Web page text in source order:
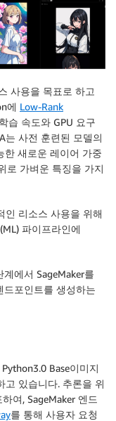
사용을 목표로 하고
에 Low-Rank
습 속도와 GPU 요구
는 사전 훈련된 모델의
한 새로운 레이어 가중
로 가벼운 특징을 가지
인 리소스 사용을 위해
파이프라인에
에서 SageMaker를
드포인트를 생성하는
Base이미지
고 있습니다. 추론을 위
여, SageMaker 엔드
를 통해 사용자 요청